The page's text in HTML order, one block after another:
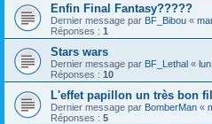
Enfin Final Fantasy?????
Dernier message par BF_Bibou «
Réponses : 1
Stars wars
Dernier message par BF_Lethal «
Réponses : 10
L'effet papillon un très bon
Dernier message par BomberMan «
Réponses : 5